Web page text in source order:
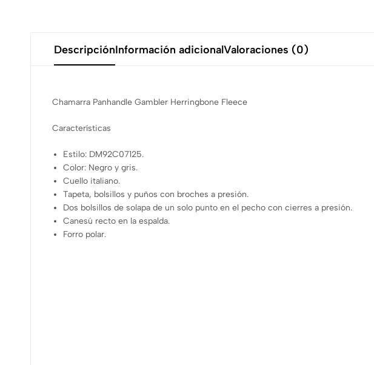
DescripciónInformación adicionalValoraciones (0)
Chamarra Panhandle Gambler Herringbone Fleece
Características
Estilo: DM92C07125.
Color: Negro y gris.
Cuello italiano.
Tapeta, bolsillos y puños con broches a presión.
Dos bolsillos de solapa de un solo punto en el pecho con cierres a presión.
Canesú recto en la espalda.
Forro polar.